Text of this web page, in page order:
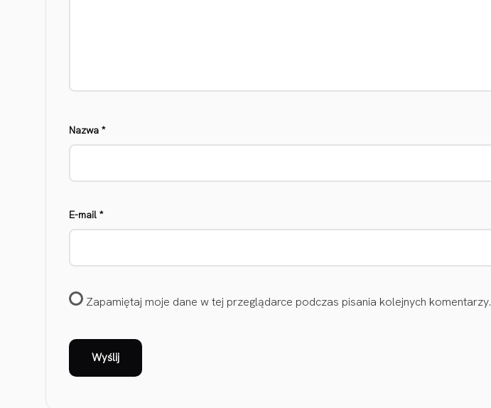
Nazwa *
E-mail *
Zapamiętaj moje dane w tej przeglądarce podczas pisania kolejnych komentarzy.